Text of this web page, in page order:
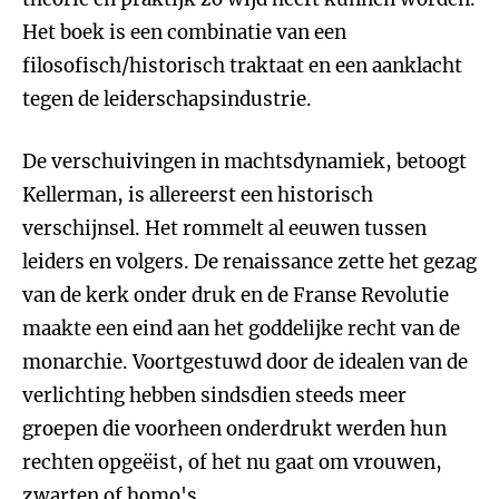
Het boek is een combinatie van een
filosofisch/historisch traktaat en een aanklacht
tegen de leiderschapsindustrie.
De verschuivingen in machtsdynamiek, betoogt
Kellerman, is allereerst een historisch
verschijnsel. Het rommelt al eeuwen tussen
leiders en volgers. De renaissance zette het gezag
van de kerk onder druk en de Franse Revolutie
maakte een eind aan het goddelijke recht van de
monarchie. Voortgestuwd door de idealen van de
verlichting hebben sindsdien steeds meer
groepen die voorheen onderdrukt werden hun
rechten opgeëist, of het nu gaat om vrouwen,